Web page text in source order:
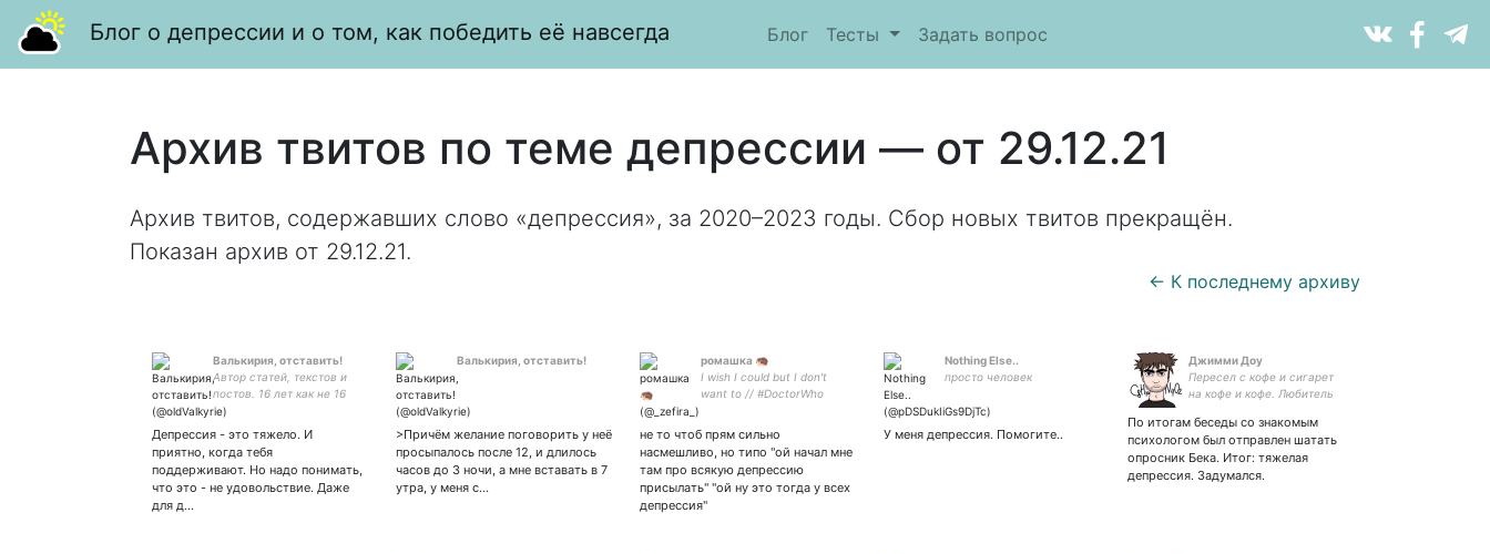
Блог о депрессии и о том, как победить её навсегда Блог Тесты Задать вопрос
Архив твитов по теме депрессии — от 29.12.21
Архив твитов, содержавших слово «депрессия», за 2020–2023 годы. Сбор новых твитов прекращён.
Показан архив от 29.12.21.
← К последнему архиву
Валькирия, отставить!
Автор статей, текстов и
постов. 16 лет как не 16
лет. Превентивно баню
женоненавистников, и мне
не стыдно)
Депрессия - это тяжело. И
приятно, когда тебя
поддерживают. Но надо понимать,
что это - не удовольствие. Даже
для д…
Валькирия, отставить!
>Причём желание поговорить у неё
просыпалось после 12, и длилось
часов до 3 ночи, а мне вставать в 7
утра, у меня с…
ромашка 🦔
I wish I could but I don't
want to // #DoctorWho
#HIMYM #GoodOmens
#lucifer//she/her//simp for
не то чтоб прям сильно
насмешливо, но типо "ой начал мне
там про всякую депрессию
присылать" "ой ну это тогда у всех
депрессия"
Nothing Else..
просто человек
У меня депрессия. Помогите..
Джимми Доу
Пересел с кофе и сигарет
на кофе и кофе. Любитель
ипостаси. По умолчанию
доволен собой.
По итогам беседы со знакомым
психологом был отправлен шатать
опросник Бека. Итог: тяжелая
депрессия. Задумался.